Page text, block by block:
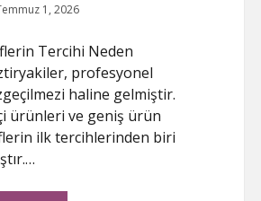
1, 2026
Tercihi Neden
profesyonel
haline gelmiştir.
ürünleri ve geniş ürün
ilk tercihlerinden biri